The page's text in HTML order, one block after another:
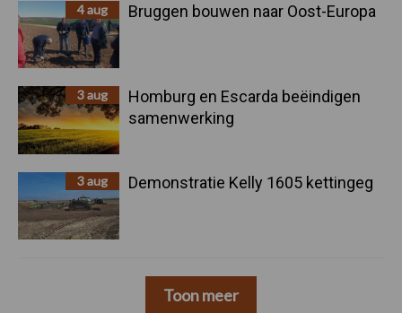
4 aug Bruggen bouwen naar Oost-Europa
3 aug
Homburg en Escarda beëindigen
samenwerking
3 aug Demonstratie Kelly 1605 kettingeg
Toon meer